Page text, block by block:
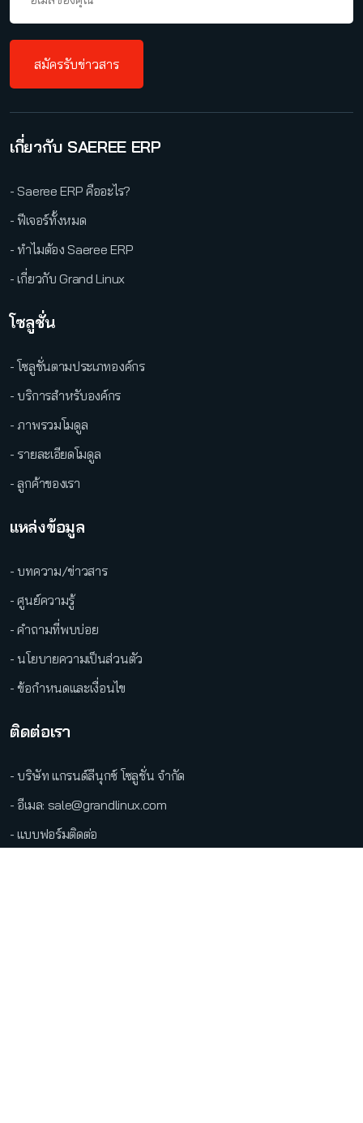
สมัครรับข่าวสาร
เกี่ยวกับ SAEREE ERP
- Saeree ERP คืออะไร?
- ฟีเจอร์ทั้งหมด
- ทำไมต้อง Saeree ERP
- เกี่ยวกับ Grand Linux
โซลูชั่น
- โซลูชั่นตามประเภทองค์กร
- บริการสำหรับองค์กร
- ภาพรวมโมดูล
- รายละเอียดโมดูล
- ลูกค้าของเรา
แหล่งข้อมูล
- บทความ/ข่าวสาร
- ศูนย์ความรู้
- คำถามที่พบบ่อย
- นโยบายความเป็นส่วนตัว
- ข้อกำหนดและเงื่อนไข
ติดต่อเรา
- บริษัท แกรนด์ลีนุกซ์ โซลูชั่น จำกัด
- อีเมล: sale@grandlinux.com
- แบบฟอร์มติดต่อ